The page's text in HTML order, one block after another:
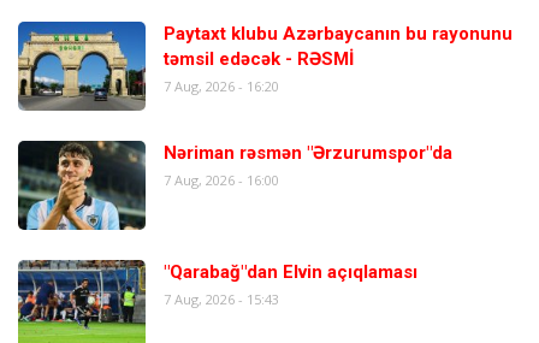
Paytaxt klubu Azərbaycanın bu rayonunu
təmsil edəcək - RƏSMİ
7 Aug, 2026 - 16:20
Nəriman rəsmən "Ərzurumspor"da
7 Aug, 2026 - 16:00
"Qarabağ"dan Elvin açıqlaması
7 Aug, 2026 - 15:43